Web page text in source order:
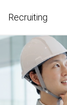
Recruiting